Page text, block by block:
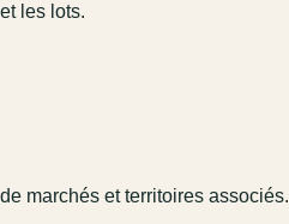
les lots.
marchés et territoires associés.